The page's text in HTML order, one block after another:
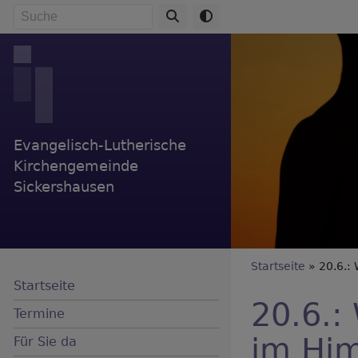
Direkt
Inhalt
Evangelisch-Lutherische
Kirchengemeinde
Sickershausen
Startseite
Termine
Für Sie da
Startseite 20.6.:
20.6.:
im